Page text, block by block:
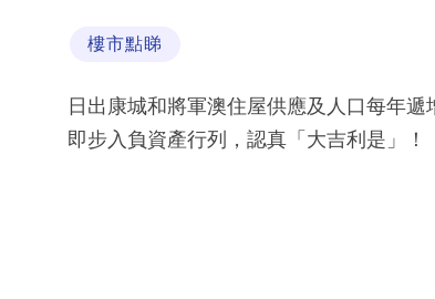
樓市點睇
日出康城和將軍澳住屋供應及人口每年
即步入負資產行列，認真「大吉利是」！